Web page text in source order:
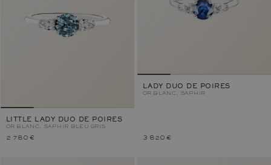
LITTLE LADY DUO DE POIRES
OR BLANC, SAPHIR BLEU GRIS
2 780 €
LADY DUO DE POIRES
OR BLANC, SAPHIR
3 820 €